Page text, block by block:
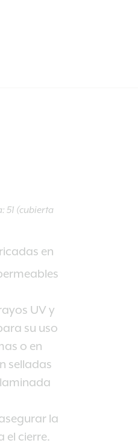
51 (cubierta
en
UV y
su uso
o en
selladas
la
el cierre.